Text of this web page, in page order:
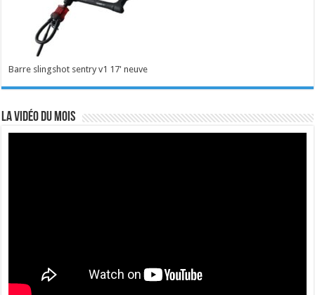
Barre slingshot sentry v1 17' neuve
La vidéo du mois